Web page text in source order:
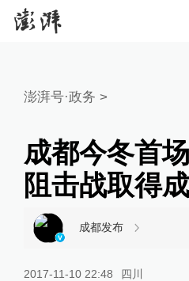
澎湃号·政务 >
成都今冬首
阻击战取得
成都发布
2017-11-10 22:48 四川